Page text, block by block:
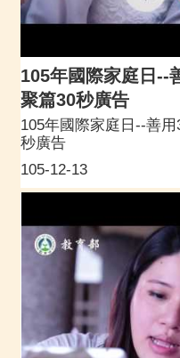
105年國際家庭日--
聚篇30秒廣告
105-12-13
105年國際家庭日--善
秒廣告